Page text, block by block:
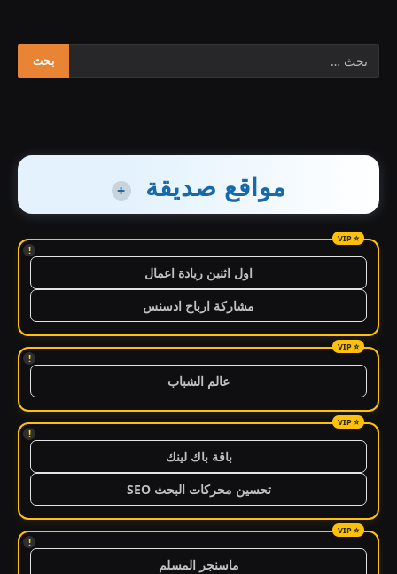
مواقع صديقة +
!
اول اثنين ريادة اعمال
مشاركة ارباح ادسنس
!
عالم الشباب
!
باقة باك لينك
تحسين محركات البحث SEO
!
ماسنجر المسلم